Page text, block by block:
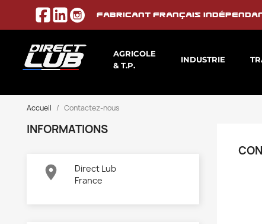
Fabricant français
AGRICOLE
& T.P.
INDUSTRIE
Accueil Contactez-nous
INFORMATIONS

Direct Lub
France